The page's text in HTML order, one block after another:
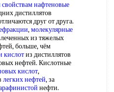
нафтеновые
дистиллятов
друг от друга.
,молекулярные
из тяжелых
больше, чём
кислотиз дистиллятов
нефтей. Кислотные
кислот,
легких нефтей, за
нефти.